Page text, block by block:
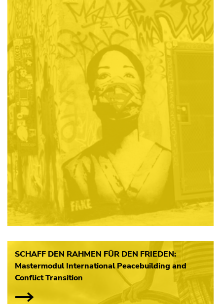
SCHAFF DEN RAHMEN FÜR DEN FRIEDEN:
Mastermodul International Peacebuilding and
Conflict Transition